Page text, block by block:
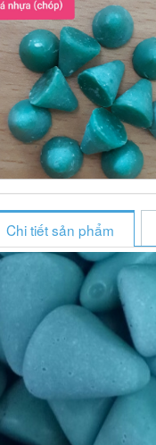
Chi tiết sản phẩm